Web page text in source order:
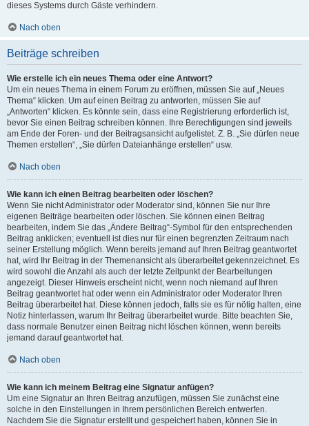
dieses Systems durch Gäste verhindern.
Nach oben
Beiträge schreiben
Wie erstelle ich ein neues Thema oder eine Antwort?
Um ein neues Thema in einem Forum zu eröffnen, müssen Sie auf „Neues
Thema“ klicken. Um auf einen Beitrag zu antworten, müssen Sie auf
„Antworten“ klicken. Es könnte sein, dass eine Registrierung erforderlich ist,
bevor Sie einen Beitrag schreiben können. Ihre Berechtigungen sind jeweils
am Ende der Foren- und der Beitragsansicht aufgelistet. Z. B. „Sie dürfen neue
Themen erstellen“, „Sie dürfen Dateianhänge erstellen“ usw.
Nach oben
Wie kann ich einen Beitrag bearbeiten oder löschen?
Wenn Sie nicht Administrator oder Moderator sind, können Sie nur Ihre
eigenen Beiträge bearbeiten oder löschen. Sie können einen Beitrag
bearbeiten, indem Sie das „Ändere Beitrag“-Symbol für den entsprechenden
Beitrag anklicken; eventuell ist dies nur für einen begrenzten Zeitraum nach
seiner Erstellung möglich. Wenn bereits jemand auf Ihren Beitrag geantwortet
hat, wird Ihr Beitrag in der Themenansicht als überarbeitet gekennzeichnet. Es
wird sowohl die Anzahl als auch der letzte Zeitpunkt der Bearbeitungen
angezeigt. Dieser Hinweis erscheint nicht, wenn noch niemand auf Ihren
Beitrag geantwortet hat oder wenn ein Administrator oder Moderator Ihren
Beitrag überarbeitet hat. Diese können jedoch, falls sie es für nötig halten, eine
Notiz hinterlassen, warum Ihr Beitrag überarbeitet wurde. Bitte beachten Sie,
dass normale Benutzer einen Beitrag nicht löschen können, wenn bereits
jemand darauf geantwortet hat.
Nach oben
Wie kann ich meinem Beitrag eine Signatur anfügen?
Um eine Signatur an Ihren Beitrag anzufügen, müssen Sie zunächst eine
solche in den Einstellungen in Ihrem persönlichen Bereich entwerfen.
Nachdem Sie die Signatur erstellt und gespeichert haben, können Sie in